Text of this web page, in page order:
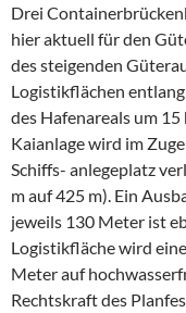
Drei
hier aktuell für den
des steigenden
Logistikflächen
des Hafenareals um
Kaianlage wird im
Schiffs- anlegeplatz
m auf 425 m). Ein
jeweils 130 Meter ist
Logistikfläche wird
Meter auf
Rechtskraft des